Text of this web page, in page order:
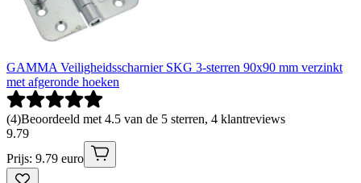
GAMMA Veiligheidsscharnier SKG 3-sterren 90x90 mm verzinkt
met afgeronde hoeken
(4)Beoordeeld met 4.5 van de 5 sterren, 4 klantreviews
9.79
Prijs: 9.79 euro